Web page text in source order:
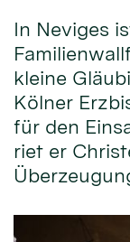
In Neviges
kleine
Kölner
für den
riet er